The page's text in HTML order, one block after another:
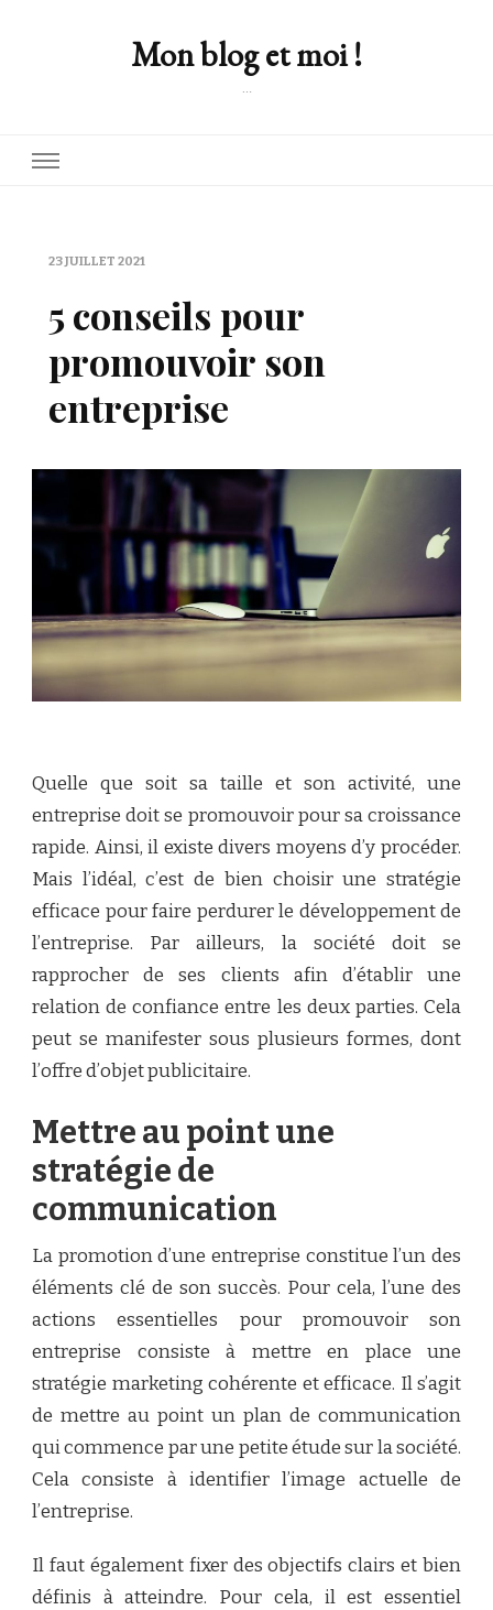
Mon blog et moi !
…
23 JUILLET 2021
5 conseils pour
promouvoir son
entreprise
Quelle que soit sa taille et son activité, une
entreprise doit se promouvoir pour sa croissance
rapide. Ainsi, il existe divers moyens d’y procéder.
Mais l’idéal, c’est de bien choisir une stratégie
efficace pour faire perdurer le développement de
l’entreprise. Par ailleurs, la société doit se
rapprocher de ses clients afin d’établir une
relation de confiance entre les deux parties. Cela
peut se manifester sous plusieurs formes, dont
l’offre d’objet publicitaire.
Mettre au point une
stratégie de
communication
La promotion d’une entreprise constitue l’un des
éléments clé de son succès. Pour cela, l’une des
actions essentielles pour promouvoir son
entreprise consiste à mettre en place une
stratégie marketing cohérente et efficace. Il s’agit
de mettre au point un plan de communication
qui commence par une petite étude sur la société.
Cela consiste à identifier l’image actuelle de
l’entreprise.
Il faut également fixer des objectifs clairs et bien
définis à atteindre. Pour cela, il est essentiel